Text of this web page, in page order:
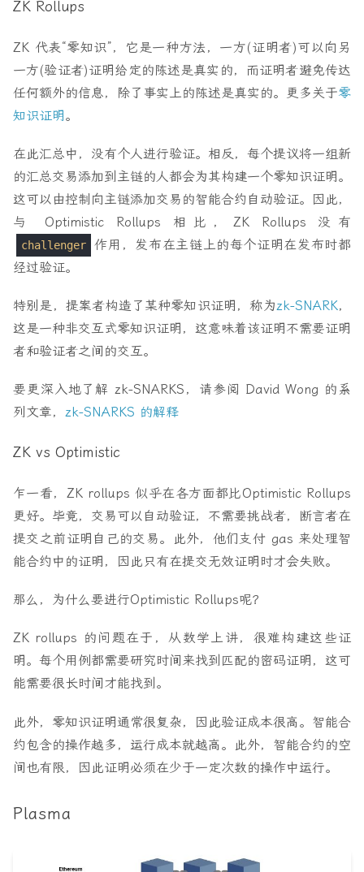
ZK Rollups
ZK 代表“零知识”，它是一种方法，一方(证明者)可以向另
一方(验证者)证明给定的陈述是真实的，而证明者避免传达
任何额外的信息，除了事实上的陈述是真实的。更多关于零
知识证明。
在此汇总中，没有个人进行验证。相反，每个提议将一组新
的汇总交易添加到主链的人都会为其构建一个零知识证明。
这可以由控制向主链添加交易的智能合约自动验证。因此，
与 Optimistic Rollups 相比，ZK Rollups 没有
challenger
作用，发布在主链上的每个证明在发布时都
经过验证。
特别是，提案者构造了某种零知识证明，称为zk-SNARK，
这是一种非交互式零知识证明，这意味着该证明不需要证明
者和验证者之间的交互。
要更深入地了解 zk-SNARKS，请参阅 David Wong 的系
列文章， zk-SNARKS 的解释
ZK vs Optimistic
乍一看，ZK rollups 似乎在各方面都比Optimistic Rollups
更好。毕竟，交易可以自动验证，不需要挑战者，断言者在
提交之前证明自己的交易。此外，他们支付 gas 来处理智
能合约中的证明，因此只有在提交无效证明时才会失败。
那么，为什么要进行Optimistic Rollups呢？
ZK rollups 的问题在于，从数学上讲，很难构建这些证
明。每个用例都需要研究时间来找到匹配的密码证明，这可
能需要很长时间才能找到。
此外，零知识证明通常很复杂，因此验证成本很高。智能合
约包含的操作越多，运行成本就越高。此外，智能合约的空
间也有限，因此证明必须在少于一定次数的操作中运行。
Plasma